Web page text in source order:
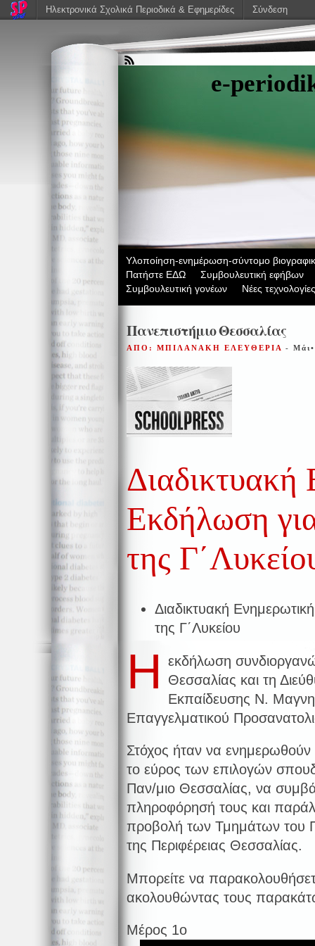
e-
Υλοποίηση-ενημέρωση-σύντομο
Πατήστε ΕΔΩ
Συμβουλευτική εφήβων
Συμβουλευτική γονέων
Νέες τεχνολογίες
Πανεπιστήμιο Θεσσαλίας
ΑΠΟ: ΜΠΙΛΑΝΑΚΗ ΕΛΕΥΘΕΡΙΑ -
Διαδικτυακή
Εκδήλωση
της
Διαδικτυακή
της Γ΄Λυκείου
Η
εκδήλωση
Θεσσαλίας και τη
Εκπαίδευσης Ν.
Επαγγελματικού
Στόχος ήταν να ενημερωθούν
το εύρος των επιλογών
Παν/μιο Θεσσαλίας, να
πληροφόρησή τους και
προβολή των Τμημάτων του
της Περιφέρειας Θεσσαλίας.
Μπορείτε να
ακολουθώντας τους
Μέρος 1ο
Ηλεκτρονικά Σχολικά Περιοδικά & Εφημερίδες Σύνδεση